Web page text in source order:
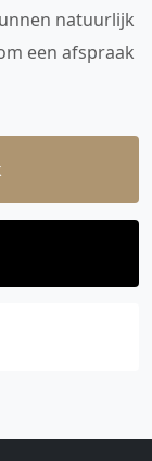
natuurlijk
een afspraak